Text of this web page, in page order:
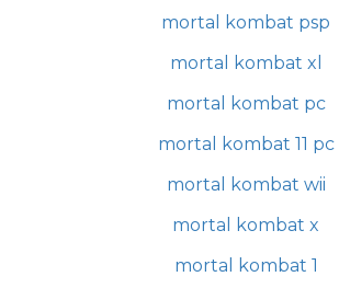
mortal kombat psp
mortal kombat xl
mortal kombat pc
mortal kombat 11 pc
mortal kombat wii
mortal kombat x
mortal kombat 1